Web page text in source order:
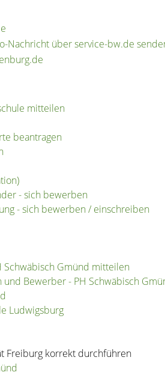
Nachricht über service-bw.de
mitteilen
beantragen
- sich bewerben
- sich bewerben / einschreiben
Gmünd mitteilen
Bewerber - PH Schwäbisch
Ludwigsburg
Freiburg korrekt durchführen